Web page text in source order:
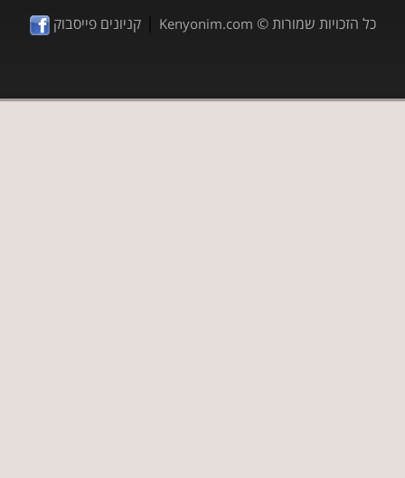
כל הזכויות שמורות © Kenyonim.com
|קניונים פייסבוק